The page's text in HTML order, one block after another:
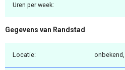
Uren per week:
Gegevens van Randstad
Locatie: